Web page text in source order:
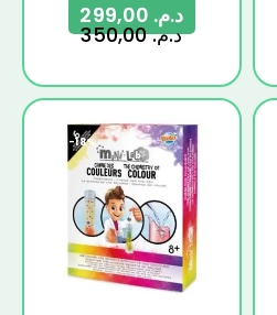
د.م.350,00
د.م.
-18%